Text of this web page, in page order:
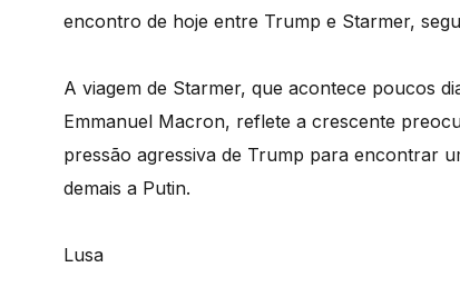
encontro de hoje entre Trump e Starmer,
A viagem de Starmer, que acontece poucos
Emmanuel Macron, reflete a crescente
pressão agressiva de Trump para encontrar
demais a Putin.
Lusa